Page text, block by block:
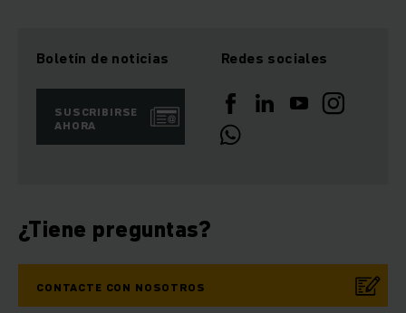
Boletín de noticias
SUSCRIBIRSE
AHORA
Redes sociales
¿Tiene preguntas?
CONTACTE CON NOSOTROS